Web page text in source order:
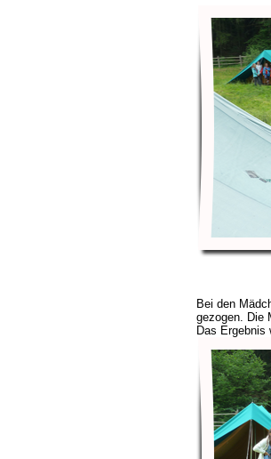
Bei den
gezogen. Die
Das Ergebnis